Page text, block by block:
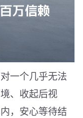
一个几乎无法
、收起后视
，安心等待结